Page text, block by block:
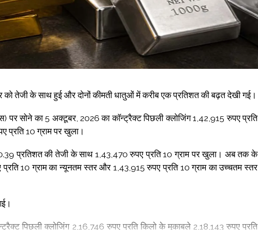
तेजी के साथ हुई और दोनों कीमती धातुओं में करीब एक प्रतिशत की बढ़त देखी गई।
पर सोने का 5 अक्टूबर, 2026 का कॉन्ट्रैक्ट पिछली क्लोजिंग 1,42,915 रुपए प्रति
प्रति 10 ग्राम पर खुला।
प्रतिशत की तेजी के साथ 1,43,470 रुपए प्रति 10 ग्राम पर खुला। अब तक के
प्रति 10 ग्राम का न्यूनतम स्तर और 1,43,915 रुपए प्रति 10 ग्राम का उच्चतम स्तर
पिछली क्लोजिंग 2,16,746 रुपए प्रति किलो के मुकाबले 2,18,143 रुपए प्रति